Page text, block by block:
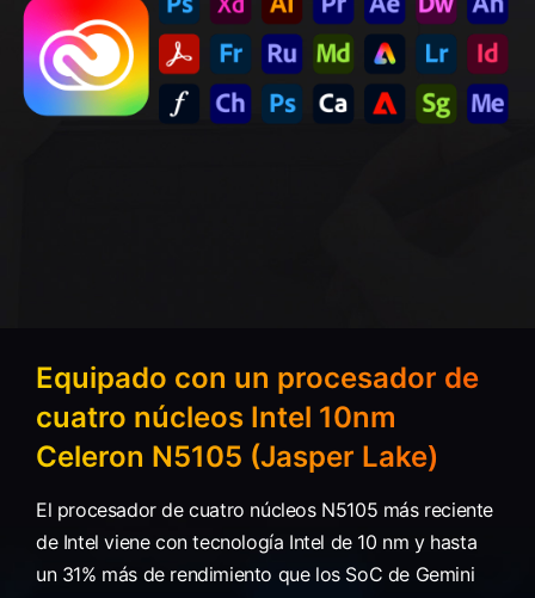
Equipado con un procesador de
cuatro núcleos Intel 10nm
Celeron N5105 (Jasper Lake)
El procesador de cuatro núcleos N5105 más reciente
de Intel viene con tecnología Intel de 10 nm y hasta
un 31% más de rendimiento que los SoC de Gemini